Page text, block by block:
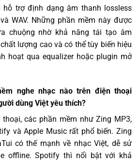
hỗ trợ định dạng âm thanh lossless
WAV. Những phần mềm này được
chuộng nhờ khả năng tái tạo âm
lượng cao và có thể tùy biến hiệu
hoạt qua equalizer hoặc plugin mở
nghe nhạc nào trên điện thoại
dùng Việt yêu thích?
thoại, các phần mềm như Zing MP3,
và Apple Music rất phổ biến. Zing
có thế mạnh về nhạc Việt, dễ sử
offline. Spotify thì nổi bật với khả